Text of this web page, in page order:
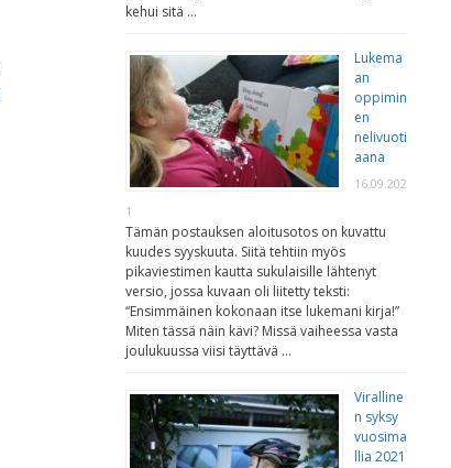
kehui sitä …
Lukema
an
oppimin
en
nelivuoti
aana
16.09.202
1
Tämän postauksen aloitusotos on kuvattu
kuudes syyskuuta. Siitä tehtiin myös
pikaviestimen kautta sukulaisille lähtenyt
versio, jossa kuvaan oli liitetty teksti:
“Ensimmäinen kokonaan itse lukemani kirja!”
Miten tässä näin kävi? Missä vaiheessa vasta
joulukuussa viisi täyttävä …
Viralline
n syksy
vuosima
llia 2021